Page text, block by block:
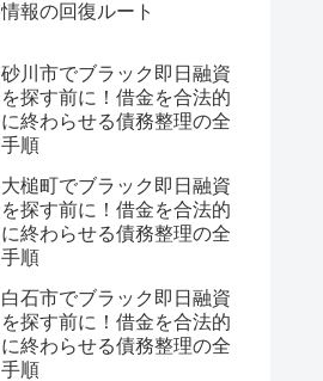
情報の回復ルート
砂川市でブラック即日融資
を探す前に！借金を合法的
に終わらせる債務整理の全
手順
大槌町でブラック即日融資
を探す前に！借金を合法的
に終わらせる債務整理の全
手順
白石市でブラック即日融資
を探す前に！借金を合法的
に終わらせる債務整理の全
手順